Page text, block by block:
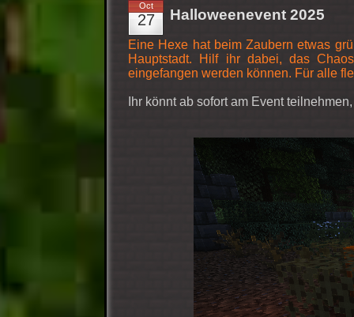
Oct
27 Halloweenevent 2025
Eine Hexe hat beim Zaubern etwas
Hauptstadt. Hilf ihr dabei, das
eingefangen werden können. Für alle
Ihr könnt ab sofort am Event